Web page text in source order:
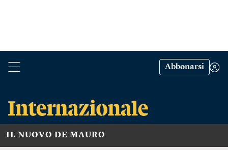
Abbonarsi
IL NUOVO DE MAURO